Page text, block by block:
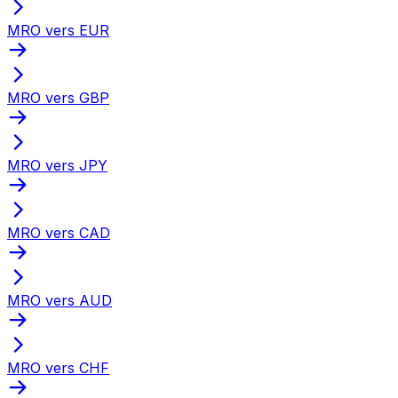
MRO vers EUR
MRO vers GBP
MRO vers JPY
MRO vers CAD
MRO vers AUD
MRO vers CHF